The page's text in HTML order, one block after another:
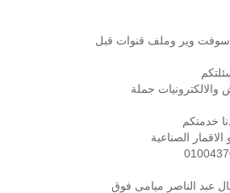
سوفت وير وملف قنوات قبل
والالكترونيات جملة
خدمتكم
الصناعية
: رقم 274 جمال عبد الناصر ميامى فوق